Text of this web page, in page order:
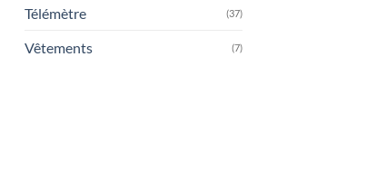
Télémètre (37)
Vêtements (7)